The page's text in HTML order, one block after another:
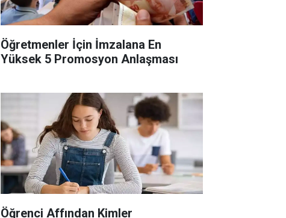
Öğretmenler İçin İmzalana En
Yüksek 5 Promosyon Anlaşması
Öğrenci Affından Kimler